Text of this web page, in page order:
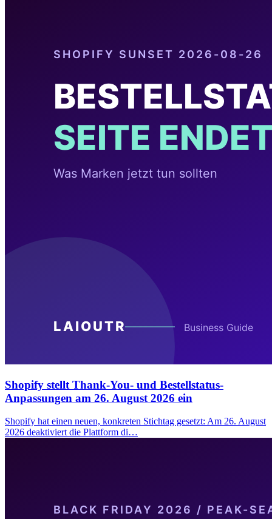
Shopify stellt Thank-You- und Bestellstatus-
Anpassungen am 26. August 2026 ein
Shopify hat einen neuen, konkreten Stichtag gesetzt: Am 26. August
2026 deaktiviert die Plattform di…